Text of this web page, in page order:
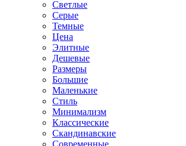
Светлые
Серые
Темные
Цена
Элитные
Дешевые
Размеры
Большие
Маленькие
Стиль
Минимализм
Классические
Скандинавские
Современные